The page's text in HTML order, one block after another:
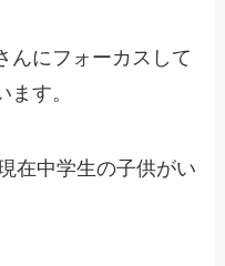
んにフォーカスして
す。
在中学生の子供がい